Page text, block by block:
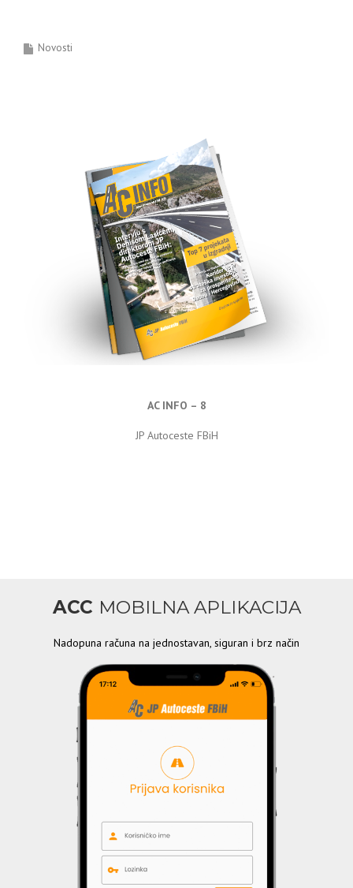
Novosti
AC INFO – 8
JP Autoceste FBiH
ACC MOBILNA APLIKACIJA
Nadopuna računa na jednostavan, siguran i brz način